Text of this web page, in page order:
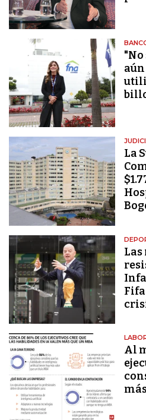
"No
La
Al